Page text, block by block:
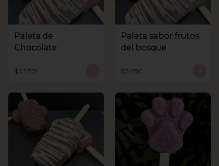
Paleta de
Chocolate
$3.950
Paleta sabor frutos
del bosque
$3.950